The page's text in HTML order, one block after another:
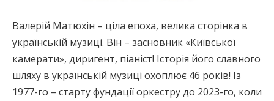
Валерій Матюхін – ціла епоха, велика сторінка в
українській музиці. Він – засновник «Київської
камерати», диригент, піаніст! Історія його славного
шляху в українській музиці охоплює 46 років! Із
1977-го – старту фундації оркестру до 2023-го, коли